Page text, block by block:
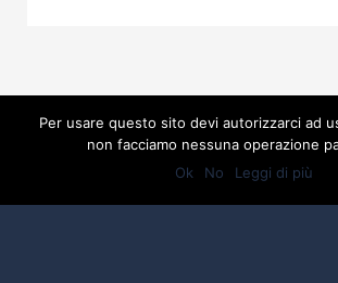
Per usare questo sito devi autorizzarci ad
non facciamo nessuna operazione
Ok
No Leggi di più